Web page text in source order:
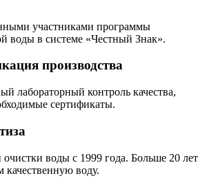
участниками программы
воды в системе «Честный Знак».
производства
лабораторный контроль качества,
сертификаты.
воды с 1999 года. Больше 20 лет
качественную воду.